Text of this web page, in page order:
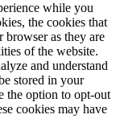
while you
the cookies that
browser as they are
of the website.
and understand
stored in your
the option to opt-out
cookies may have